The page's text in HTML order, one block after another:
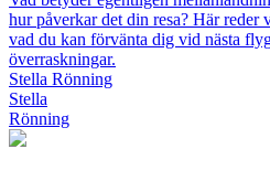
hur påverkar det din resa? Här reder
vad du kan förvänta dig vid nästa
överraskningar.
Stella Rönning
Stella
Rönning